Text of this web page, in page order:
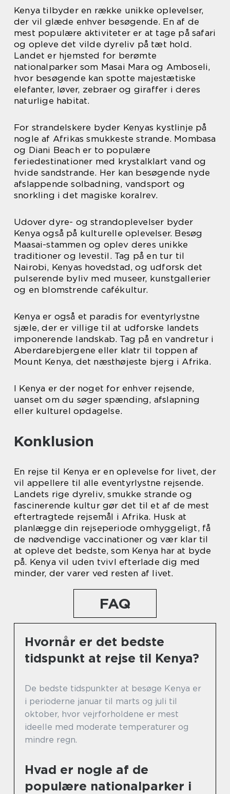
Kenya tilbyder en række unikke oplevelser,
der vil glæde enhver besøgende. En af de
mest populære aktiviteter er at tage på safari
og opleve det vilde dyreliv på tæt hold.
Landet er hjemsted for berømte
nationalparker som Masai Mara og Amboseli,
hvor besøgende kan spotte majestætiske
elefanter, løver, zebraer og giraffer i deres
naturlige habitat.
For strandelskere byder Kenyas kystlinje på
nogle af Afrikas smukkeste strande. Mombasa
og Diani Beach er to populære
feriedestinationer med krystalklart vand og
hvide sandstrande. Her kan besøgende nyde
afslappende solbadning, vandsport og
snorkling i det magiske koralrev.
Udover dyre- og strandoplevelser byder
Kenya også på kulturelle oplevelser. Besøg
Maasai-stammen og oplev deres unikke
traditioner og levestil. Tag på en tur til
Nairobi, Kenyas hovedstad, og udforsk det
pulserende byliv med museer, kunstgallerier
og en blomstrende cafékultur.
Kenya er også et paradis for eventyrlystne
sjæle, der er villige til at udforske landets
imponerende landskab. Tag på en vandretur i
Aberdarebjergene eller klatr til toppen af
Mount Kenya, det næsthøjeste bjerg i Afrika.
I Kenya er der noget for enhver rejsende,
uanset om du søger spænding, afslapning
eller kulturel opdagelse.
Konklusion
En rejse til Kenya er en oplevelse for livet, der
vil appellere til alle eventyrlystne rejsende.
Landets rige dyreliv, smukke strande og
fascinerende kultur gør det til et af de mest
eftertragtede rejsemål i Afrika. Husk at
planlægge din rejseperiode omhyggeligt, få
de nødvendige vaccinationer og vær klar til
at opleve det bedste, som Kenya har at byde
på. Kenya vil uden tvivl efterlade dig med
minder, der varer ved resten af livet.
FAQ
Hvornår er det bedste
tidspunkt at rejse til Kenya?
De bedste tidspunkter at besøge Kenya er
i perioderne januar til marts og juli til
oktober, hvor vejrforholdene er mest
ideelle med moderate temperaturer og
mindre regn.
Hvad er nogle af de
populære nationalparker i